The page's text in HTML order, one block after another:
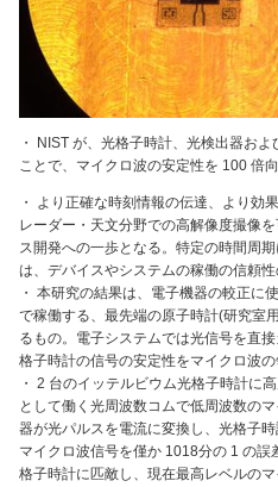
・ NIST が、光格子時計、光検出器お
ことで、マイクロ波の安定性を 100 倍
・ より正確な時刻情報の伝達、より効
レーダー・天文分野での高解像度撮像
ス開発への一歩となる。特定の時間周
は、デバイスやシステムの稼働の信頼性
・ 本研究の結果は、電子機器の較正に
で稼働する、最先端の原子時計(研究室
るもの。電子システムでは光信号を直
格子時計の信号の安定性をマイクロ波の
・ 2 台のイッテルビウム光格子時計に
として働く光周波数コムで低周波数の
器が光パルスを電流に変換し、光格子
マイクロ波信号を僅か 1018分の 1 の
格子時計に匹敵し、現在最高レベルの